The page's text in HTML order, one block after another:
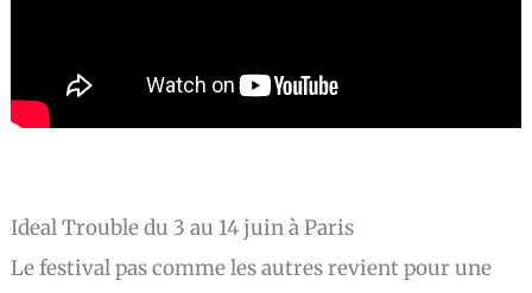
Ideal Trouble du 3 au 14 juin à Paris
Le festival pas comme les autres revient pour une